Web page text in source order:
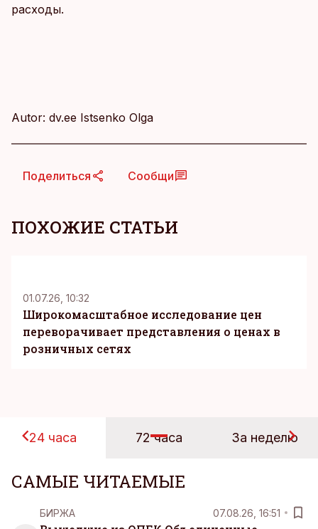
расходы.
Autor: dv.ee Istsenko Olga
Поделиться Сообщи
ПОХОЖИЕ СТАТЬИ
01.07.26, 10:32
Широкомасштабное исследование цен
переворачивает представления о ценах в
розничных сетях
24 часа 72 часа За неделю
САМЫЕ ЧИТАЕМЫЕ
БИРЖА 07.08.26, 16:51